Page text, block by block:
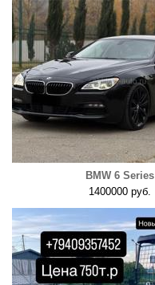
BMW 6 Series
1400000 руб.